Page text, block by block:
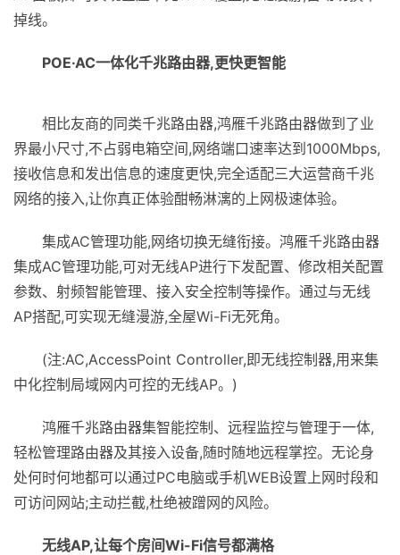
掉线。
POE·AC一体化千兆路由器,更快更智能
相比友商的同类千兆路由器,鸿雁千兆路由器做到了业
界最小尺寸,不占弱电箱空间,网络端口速率达到1000Mbps,
接收信息和发出信息的速度更快,完全适配三大运营商千兆
网络的接入,让你真正体验酣畅淋漓的上网极速体验。
集成AC管理功能,网络切换无缝衔接。鸿雁千兆路由器
集成AC管理功能,可对无线AP进行下发配置、修改相关配置
参数、射频智能管理、接入安全控制等操作。通过与无线
AP搭配,可实现无缝漫游,全屋Wi-Fi无死角。
(注:AC,AccessPoint Controller,即无线控制器,用来集
中化控制局域网内可控的无线AP。)
鸿雁千兆路由器集智能控制、远程监控与管理于一体,
轻松管理路由器及其接入设备,随时随地远程掌控。无论身
处何时何地都可以通过PC电脑或手机WEB设置上网时段和
可访问网站;主动拦截,杜绝被蹭网的风险。
无线AP,让每个房间Wi-Fi信号都满格